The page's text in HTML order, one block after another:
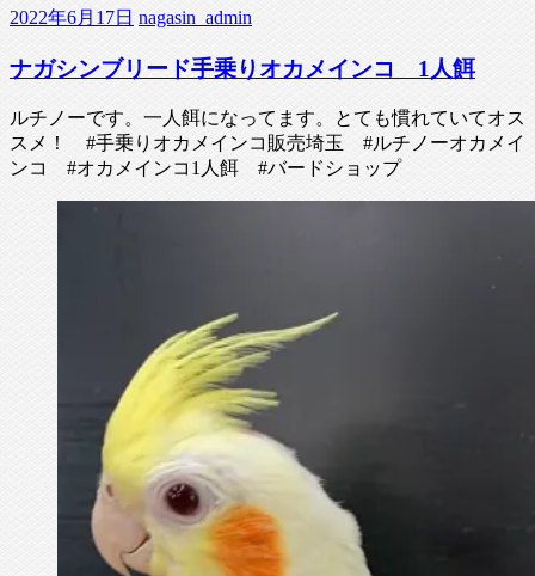
2022年6月17日 nagasin_admin
ナガシンブリード手乗りオカメインコ 1人餌
ルチノーです。一人餌になってます。とても慣れていてオス
スメ！ #手乗りオカメインコ販売埼玉 #ルチノーオカメイ
ンコ #オカメインコ1人餌 #バードショップ